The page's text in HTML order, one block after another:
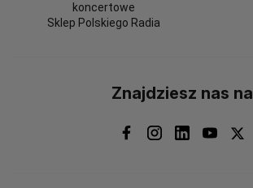
koncertowe
Sklep Polskiego Radia
Znajdziesz nas na